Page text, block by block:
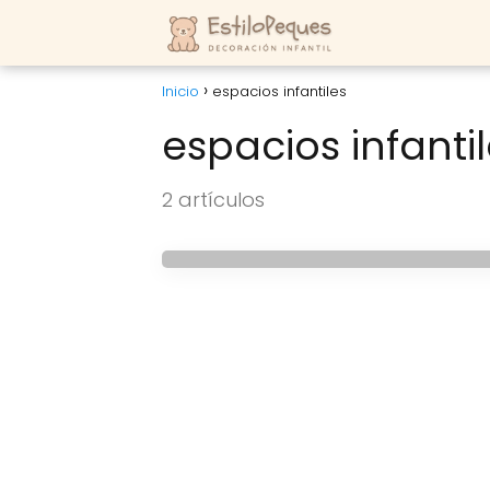
Inicio espacios infantiles
espacios
2 artículos
IDEAS